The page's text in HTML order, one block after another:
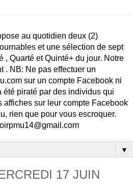
au quotidien deux (2)
et une sélection de sept
, Quarté et Quinté+ du jour. Notre
. NB: Ne pas effectuer un
sur un compte Facebook ni
été piraté par des individus qui
affiches sur leur compte Facebook
rien que pour vous escroquer.
▼
17 JUIN